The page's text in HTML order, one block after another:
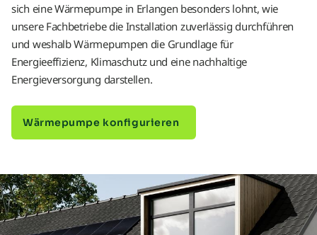
sich eine Wärmepumpe in Erlangen besonders lohnt, wie
unsere Fachbetriebe die Installation zuverlässig durchführen
und weshalb Wärmepumpen die Grundlage für
Energieeffizienz, Klimaschutz und eine nachhaltige
Energieversorgung darstellen.
Wärmepumpe konfigurieren